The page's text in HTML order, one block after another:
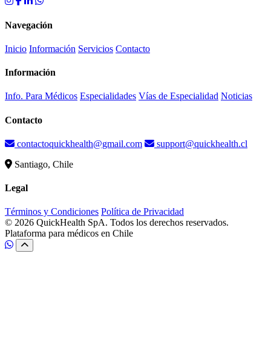
Navegación
Inicio Información Servicios Contacto
Información
Info. Para Médicos Especialidades Vías de Especialidad Noticias
Contacto
contactoquickhealth@gmail.com
support@quickhealth.cl
Santiago, Chile
Legal
Términos y Condiciones Política de Privacidad
© 2026 QuickHealth SpA. Todos los derechos reservados.
Plataforma para médicos en Chile